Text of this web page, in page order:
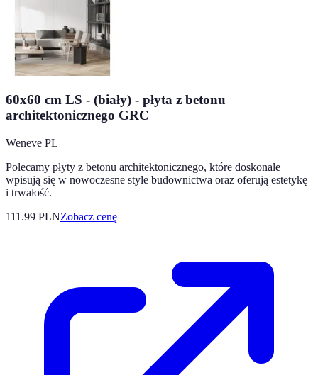
60x60 cm LS - (biały) - płyta z betonu
architektonicznego GRC
Weneve PL
Polecamy płyty z betonu architektonicznego, które doskonale
wpisują się w nowoczesne style budownictwa oraz oferują estetykę
i trwałość.
111.99 PLNZobacz cenę